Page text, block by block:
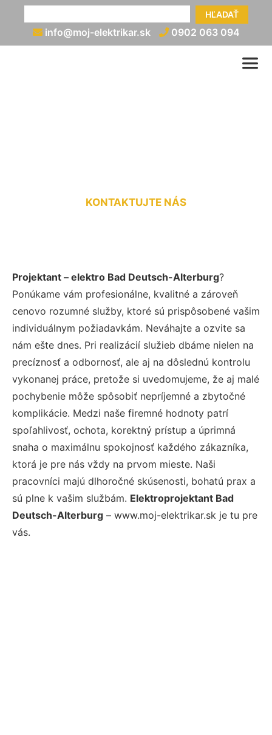
HĽADAŤ
info@moj-elektrikar.sk 0902 063 094
KONTAKTUJTE NÁS
Projektant – elektro Bad Deutsch-Alterburg?
Ponúkame vám profesionálne, kvalitné a zároveň
cenovo rozumné služby, ktoré sú prispôsobené vašim
individuálnym požiadavkám. Neváhajte a ozvite sa
nám ešte dnes. Pri realizácií služieb dbáme nielen na
precíznosť a odbornosť, ale aj na dôslednú kontrolu
vykonanej práce, pretože si uvedomujeme, že aj malé
pochybenie môže spôsobiť nepríjemné a zbytočné
komplikácie. Medzi naše firemné hodnoty patrí
spoľahlivosť, ochota, korektný prístup a úprimná
snaha o maximálnu spokojnosť každého zákazníka,
ktorá je pre nás vždy na prvom mieste. Naši
pracovníci majú dlhoročné skúsenosti, bohatú prax a
sú plne k vašim službám. Elektroprojektant Bad
Deutsch-Alterburg – www.moj-elektrikar.sk je tu pre
vás.